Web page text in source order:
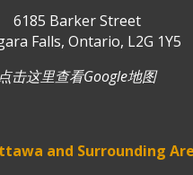
6185 Barker Street
Falls, Ontario, L2G 1Y5
点击这里查看Google地图
and Surrounding